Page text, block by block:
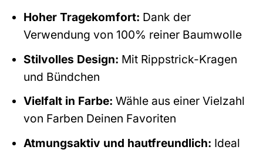
Hoher Tragekomfort: Dank der
Verwendung von 100% reiner Baumwolle
Stilvolles Design: Mit Rippstrick-Kragen
und Bündchen
Vielfalt in Farbe: Wähle aus einer Vielzahl
von Farben Deinen Favoriten
Atmungsaktiv und hautfreundlich: Ideal